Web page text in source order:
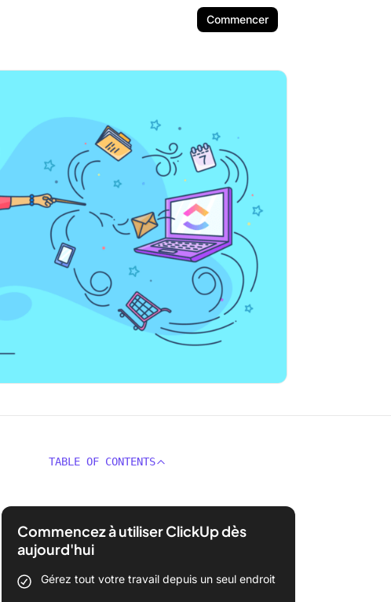
Commencer
TABLE OF CONTENTS
Commencez à utiliser ClickUp dès
aujourd'hui
Gérez tout votre travail depuis un seul endroit